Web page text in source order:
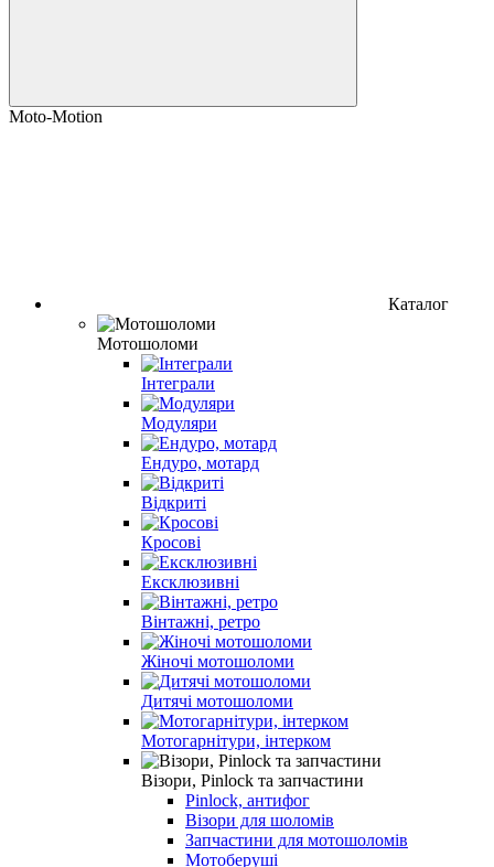
Moto-Motion
Каталог
Мотошоломи
Інтеграли
Модуляри
Ендуро, мотард
Відкриті
Кросові
Ексклюзивні
Вінтажні, ретро
Жіночі мотошоломи
Дитячі мотошоломи
Мотогарнітури, інтерком
Візори, Pinlock та запчастини
Pinlock, антифог
Візори для шоломів
Запчастини для мотошоломів
Мотоберуші